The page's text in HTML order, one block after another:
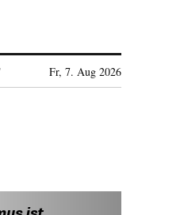
Fr, 7. Aug 2026